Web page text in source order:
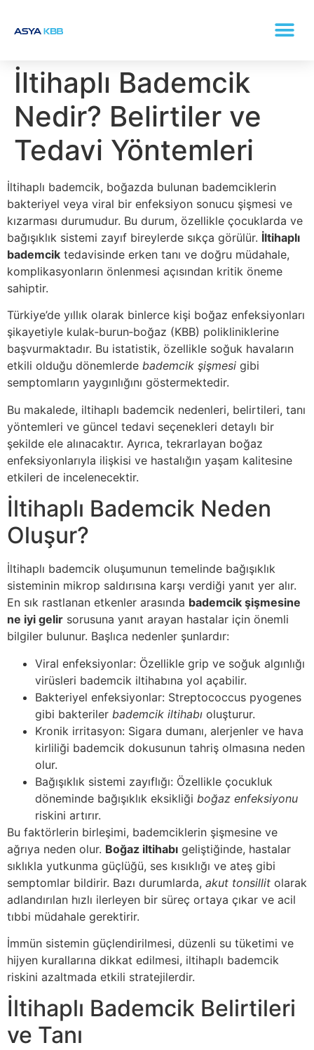
İltihaplı Bademcik
Nedir? Belirtiler ve
Tedavi Yöntemleri
İltihaplı bademcik, boğazda bulunan bademciklerin
bakteriyel veya viral bir enfeksiyon sonucu şişmesi ve
kızarması durumudur. Bu durum, özellikle çocuklarda ve
bağışıklık sistemi zayıf bireylerde sıkça görülür. İltihaplı
bademcik tedavisinde erken tanı ve doğru müdahale,
komplikasyonların önlenmesi açısından kritik öneme
sahiptir.
Türkiye’de yıllık olarak binlerce kişi boğaz enfeksiyonları
şikayetiyle kulak‑burun‑boğaz (KBB) polikliniklerine
başvurmaktadır. Bu istatistik, özellikle soğuk havaların
etkili olduğu dönemlerde bademcik şişmesi gibi
semptomların yaygınlığını göstermektedir.
Bu makalede, iltihaplı bademcik nedenleri, belirtileri, tanı
yöntemleri ve güncel tedavi seçenekleri detaylı bir
şekilde ele alınacaktır. Ayrıca, tekrarlayan boğaz
enfeksiyonlarıyla ilişkisi ve hastalığın yaşam kalitesine
etkileri de incelenecektir.
İltihaplı Bademcik Neden
Oluşur?
İltihaplı bademcik oluşumunun temelinde bağışıklık
sisteminin mikrop saldırısına karşı verdiği yanıt yer alır.
En sık rastlanan etkenler arasında bademcik şişmesine
ne iyi gelir sorusuna yanıt arayan hastalar için önemli
bilgiler bulunur. Başlıca nedenler şunlardır:
Viral enfeksiyonlar: Özellikle grip ve soğuk algınlığı
virüsleri bademcik iltihabına yol açabilir.
Bakteriyel enfeksiyonlar: Streptococcus pyogenes
gibi bakteriler bademcik iltihabı oluşturur.
Kronik irritasyon: Sigara dumanı, alerjenler ve hava
kirliliği bademcik dokusunun tahriş olmasına neden
olur.
Bağışıklık sistemi zayıflığı: Özellikle çocukluk
döneminde bağışıklık eksikliği boğaz enfeksiyonu
riskini artırır.
Bu faktörlerin birleşimi, bademciklerin şişmesine ve
ağrıya neden olur. Boğaz iltihabı geliştiğinde, hastalar
sıklıkla yutkunma güçlüğü, ses kısıklığı ve ateş gibi
semptomlar bildirir. Bazı durumlarda, akut tonsillit olarak
adlandırılan hızlı ilerleyen bir süreç ortaya çıkar ve acil
tıbbi müdahale gerektirir.
İmmün sistemin güçlendirilmesi, düzenli su tüketimi ve
hijyen kurallarına dikkat edilmesi, iltihaplı bademcik
riskini azaltmada etkili stratejilerdir.
İltihaplı Bademcik Belirtileri
ve Tanı